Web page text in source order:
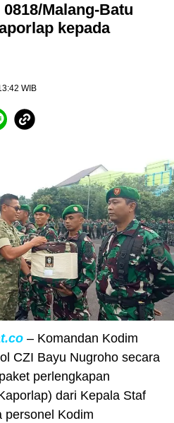
Malang-Batu
kepada
WIB
– Komandan Kodim
CZI Bayu Nugroho secara
perlengkapan
dari Kepala Staf
personel Kodim